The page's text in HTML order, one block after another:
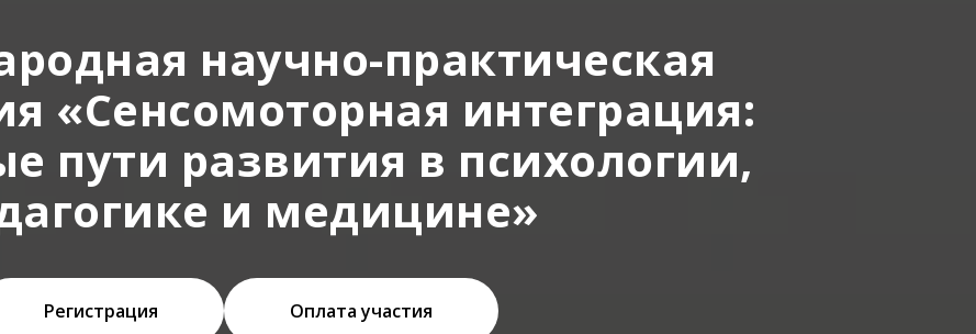
научно-практическая
«Сенсомоторная интеграция:
пути развития в психологии,
и медицине»
Регистрация Оплата участия